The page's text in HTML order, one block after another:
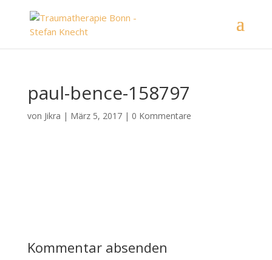
paul-bence-158797
von Jikra | März 5, 2017| 0 Kommentare
Kommentar absenden